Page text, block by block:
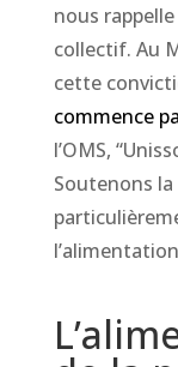
nous
collectif. Au
cette
commence
l’OMS,
Soutenons